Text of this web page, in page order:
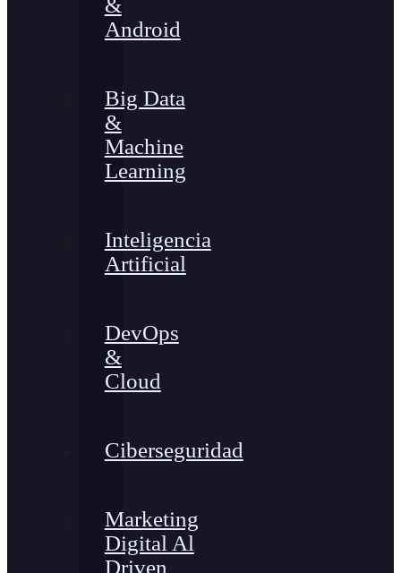
&
Android
Big Data
&
Machine
Learning
Inteligencia
Artificial
DevOps
&
Cloud
Ciberseguridad
Marketing
Digital Al
Driven